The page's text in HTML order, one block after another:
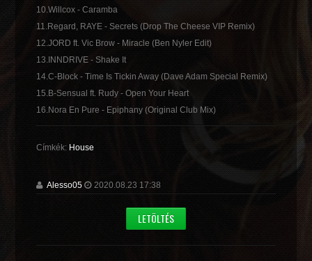
10.Willcox - Caramba
11.Regard, RAYE - Secrets (Drop The Cheese VIP Remix)
12.JORD ft. Vic Brow - Miracle (Ben Nyler Edit)
13.INNDRIVE - Shake It
14.C-Block - Time Is Tickin Away (Dave Adam Special Remix)
15.B-Sensual ft. Rudy - Open Your Heart
16.Nora En Pure - Epiphany (Original Club Mix)
Címkék: House
Alesso05 2020.08.23 17:38
LETÖLTÉS